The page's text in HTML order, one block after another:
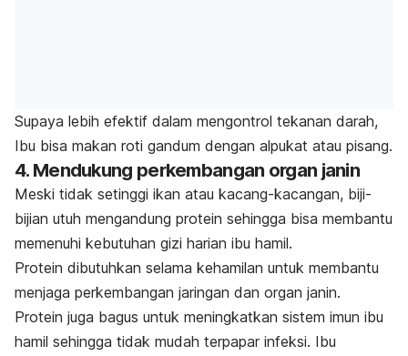
Supaya lebih efektif dalam mengontrol tekanan darah,
Ibu bisa makan roti gandum dengan alpukat atau pisang.
4. Mendukung perkembangan organ janin
Meski tidak setinggi ikan atau kacang-kacangan, biji-
bijian utuh mengandung protein sehingga bisa membantu
memenuhi kebutuhan gizi harian ibu hamil.
Protein dibutuhkan selama kehamilan untuk membantu
menjaga perkembangan jaringan dan organ janin.
Protein juga bagus untuk meningkatkan sistem imun ibu
hamil sehingga tidak mudah terpapar infeksi. Ibu